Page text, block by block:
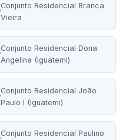
Conjunto Residencial Branca
Vieira
Conjunto Residencial Dona
Angelina (Iguatemi)
Conjunto Residencial João
Paulo I (Iguatemi)
Conjunto Residencial Paulino